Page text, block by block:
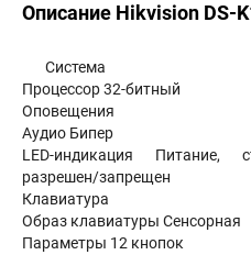
Описание Hikvision DS-
Система
Процессор 32-битный
Оповещения
Аудио Бипер
LED-индикация Питание,
разрешен/запрещен
Клавиатура
Образ клавиатуры Сенсорная
Параметры 12 кнопок